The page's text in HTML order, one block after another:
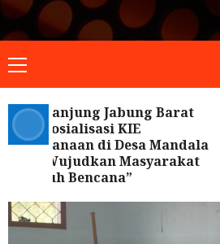
Primary
Menu
Tanjung Jabung Barat
Sosialisasi KIE
di Desa Mandala
“Wujudkan Masyarakat
Bencana”